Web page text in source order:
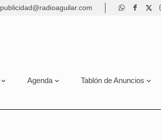
publicidad@radioaguilar.com
Agenda Tablón de Anuncios